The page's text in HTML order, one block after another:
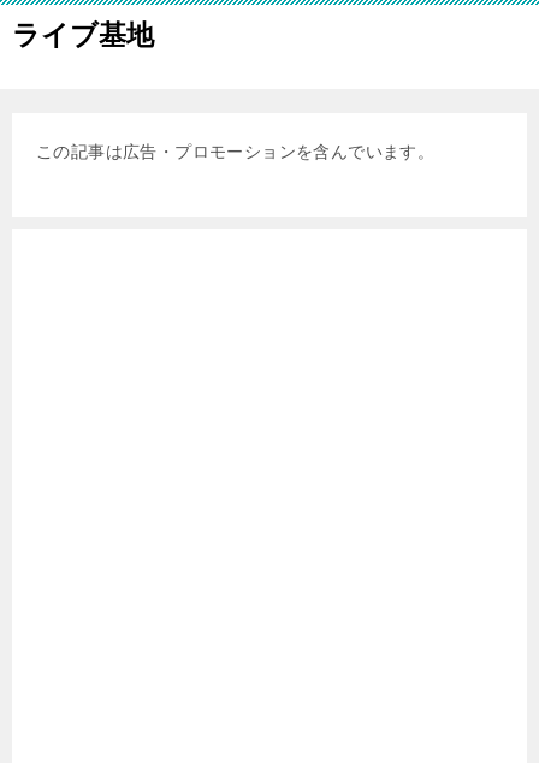
ライブ基地
この記事は広告・プロモーションを含んでいます。